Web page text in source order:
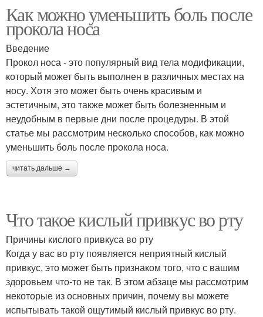
Как можно уменьшить боль после
прокола носа
Введение
Прокол носа - это популярный вид тела модификации,
который может быть выполнен в различных местах на
носу. Хотя это может быть очень красивым и
эстетичным, это также может быть болезненным и
неудобным в первые дни после процедуры. В этой
статье мы рассмотрим несколько способов, как можно
уменьшить боль после прокола носа.
читать дальше →
Что такое кислый привкус во рту
Причины кислого привкуса во рту
Когда у вас во рту появляется неприятный кислый
привкус, это может быть признаком того, что с вашим
здоровьем что-то не так. В этом абзаце мы рассмотрим
некоторые из основных причин, почему вы можете
испытывать такой ощутимый кислый привкус во рту.